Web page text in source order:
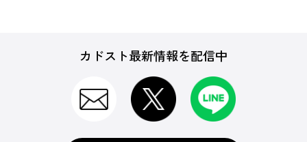
カドスト最新情報を配信中